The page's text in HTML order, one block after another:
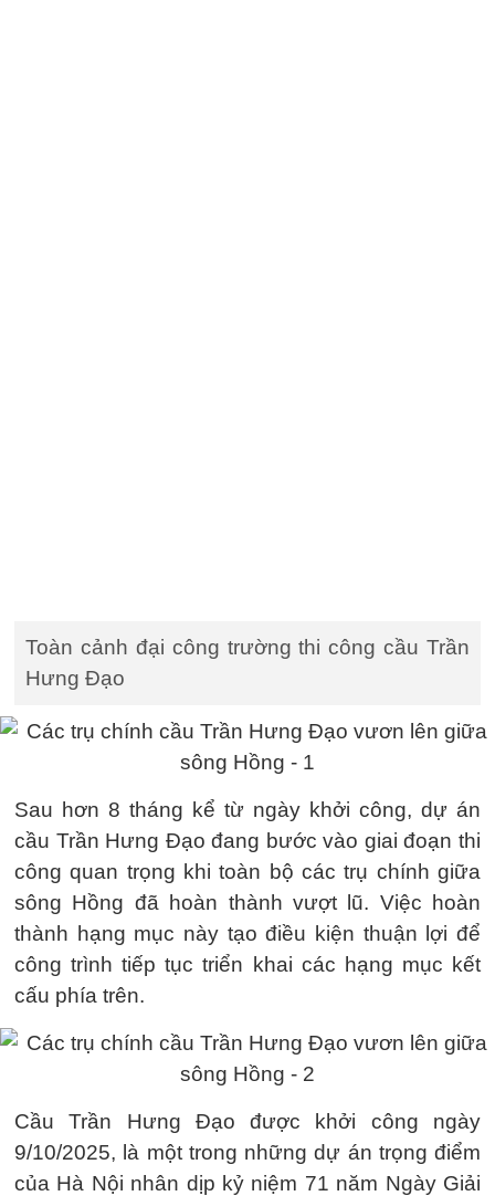
Toàn cảnh đại công trường thi công cầu Trần
Hưng Đạo
Sau hơn 8 tháng kể từ ngày khởi công, dự án
cầu Trần Hưng Đạo đang bước vào giai đoạn thi
công quan trọng khi toàn bộ các trụ chính giữa
sông Hồng đã hoàn thành vượt lũ. Việc hoàn
thành hạng mục này tạo điều kiện thuận lợi để
công trình tiếp tục triển khai các hạng mục kết
cấu phía trên.
Cầu Trần Hưng Đạo được khởi công ngày
9/10/2025, là một trong những dự án trọng điểm
của Hà Nội nhân dịp kỷ niệm 71 năm Ngày Giải